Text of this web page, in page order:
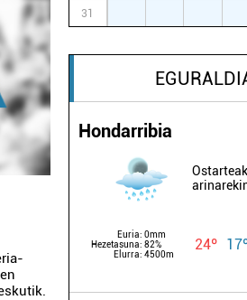
31
Hondarribia
Euria: 0mm
Hezetasuna: 82%
Elurra: 4500m
24º